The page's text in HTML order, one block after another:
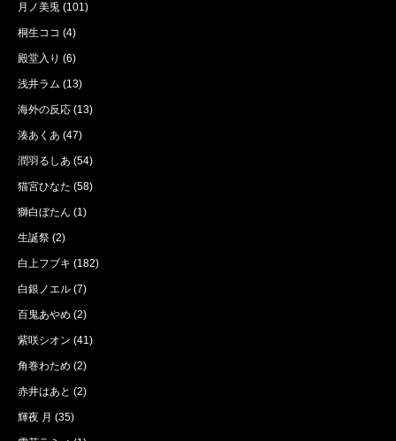
月ノ美兎 (101)
桐生ココ (4)
殿堂入り (6)
浅井ラム (13)
海外の反応 (13)
湊あくあ (47)
潤羽るしあ (54)
猫宮ひなた (58)
獅白ぼたん (1)
生誕祭 (2)
白上フブキ (182)
白銀ノエル (7)
百鬼あやめ (2)
紫咲シオン (41)
角巻わため (2)
赤井はあと (2)
輝夜 月 (35)